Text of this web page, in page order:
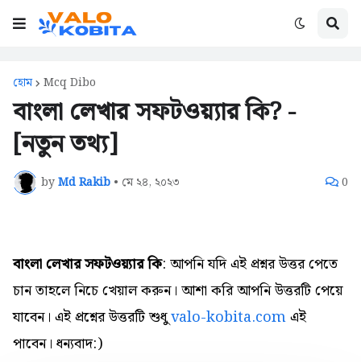
হোম Mcq Dibo
বাংলা লেখার সফটওয়্যার কি? -
[নতুন তথ্য]
byMd Rakib • মে ২৪, ২০২৩ 0
বাংলা লেখার সফটওয়্যার কি: আপনি যদি এই প্রশ্নর উত্তর পেতে
চান তাহলে নিচে খেয়াল করুন। আশা করি আপনি উত্তরটি পেয়ে
যাবেন। এই প্রশ্নের উত্তরটি শুধুvalo-kobita.comএই
পাবেন। ধন্যবাদ:)